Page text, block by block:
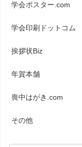
学会ポスター.com
学会印刷ドットコム
挨拶状Biz
年賀本舗
喪中はがき.com
その他